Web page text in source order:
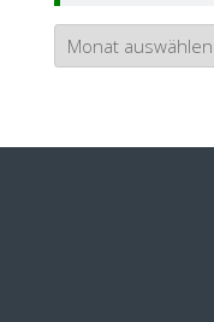
Archiv